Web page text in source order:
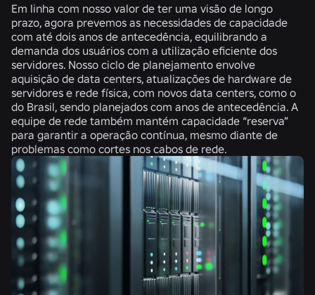
Em linha com nosso valor de ter uma visão de longo
prazo, agora prevemos as necessidades de capacidade
com até dois anos de antecedência, equilibrando a
demanda dos usuários com a utilização eficiente dos
servidores. Nosso ciclo de planejamento envolve
aquisição de data centers, atualizações de hardware de
servidores e rede física, com novos data centers, como o
do Brasil, sendo planejados com anos de antecedência. A
equipe de rede também mantém capacidade “reserva”
para garantir a operação contínua, mesmo diante de
problemas como cortes nos cabos de rede.